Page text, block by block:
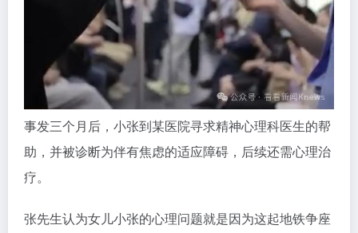
事发三个月后，小张到某医院寻求精神心理科医生的帮
助，并被诊断为伴有焦虑的适应障碍，后续还需心理治
疗。
张先生认为女儿小张的心理问题就是因为这起地铁争座